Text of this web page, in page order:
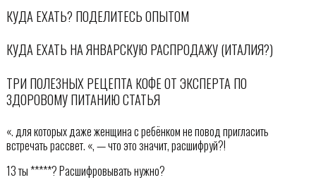
КУДА ЕХАТЬ? ПОДЕЛИТЕСЬ ОПЫТОМ
КУДА ЕХАТЬ НА ЯНВАРСКУЮ РАСПРОДАЖУ (ИТАЛИЯ?)
ТРИ ПОЛЕЗНЫХ РЕЦЕПТА КОФЕ ОТ ЭКСПЕРТА ПО
ЗДОРОВОМУ ПИТАНИЮ СТАТЬЯ
«. для которых даже женщина с ребёнком не повод пригласить
встречать рассвет. «, — что это значит, расшифруй?!
13 ты *****? Расшифровывать нужно?